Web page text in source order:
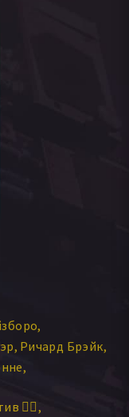
Ричард Брэйк
Fraser
🕵️‍♂️